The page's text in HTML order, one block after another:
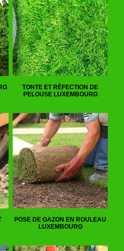
TONTE ET RÉFECTION DE
PELOUSE LUXEMBOURG
POSE DE GAZON EN ROULEAU
LUXEMBOURG